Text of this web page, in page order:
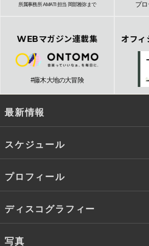
所属事務所 AMATI 担当 岡部雅弥まで
プロ
WEBマガジン連載集
#藤木大地の大冒険
オフィ
最新情報
スケジュール
プロフィール
ディスコグラフィー
写真